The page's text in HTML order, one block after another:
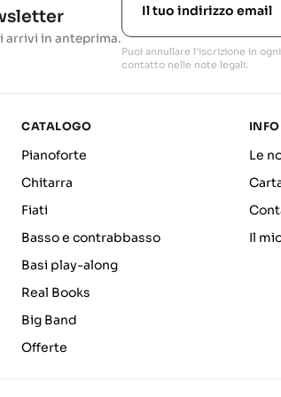
arrivi in anteprima.
Puoi annullare l'iscrizione in
contatto nelle note legali.
CATALOGO
Pianoforte
Chitarra
Fiati
Basso e contrabbasso
Basi play-along
Real Books
Big Band
Offerte
Le
Il